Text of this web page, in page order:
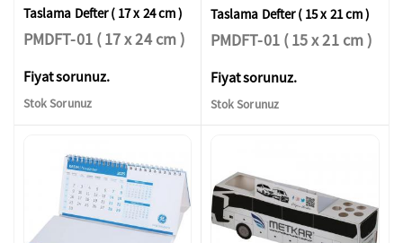
Taslama Defter ( 17 x 24 cm )
PMDFT-01 ( 17 x 24 cm )
Fiyat sorunuz.
Stok Sorunuz
Taslama Defter ( 15 x 21 cm )
PMDFT-01 ( 15 x 21 cm )
Fiyat sorunuz.
Stok Sorunuz